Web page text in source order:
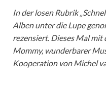
In der losen Rubrik
Alben unter die Lupe
rezensiert. Dieses Mal
Mommy, wunderbarer
Kooperation von Michel